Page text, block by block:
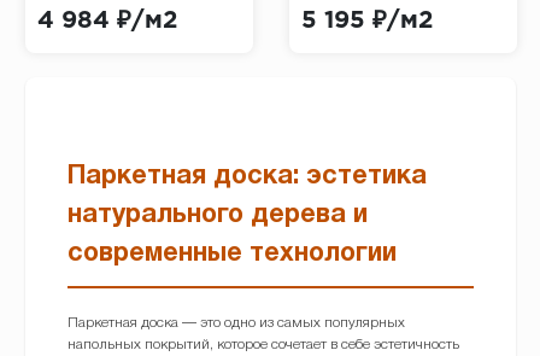
BR O (Sommer
Europarquet oil Oak
4 984 ₽/м2
(Sommer
Europarquet Oak
5 195 ₽/м2
Паркетная доска: эстетика
натурального дерева и
современные технологии
Паркетная доска — это одно из самых популярных
напольных покрытий, которое сочетает в себе эстетичность